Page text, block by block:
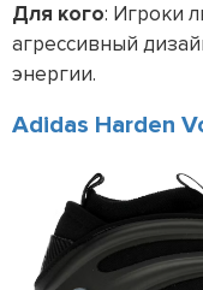
Для кого: Игроки
агрессивный
энергии.
Adidas Harden